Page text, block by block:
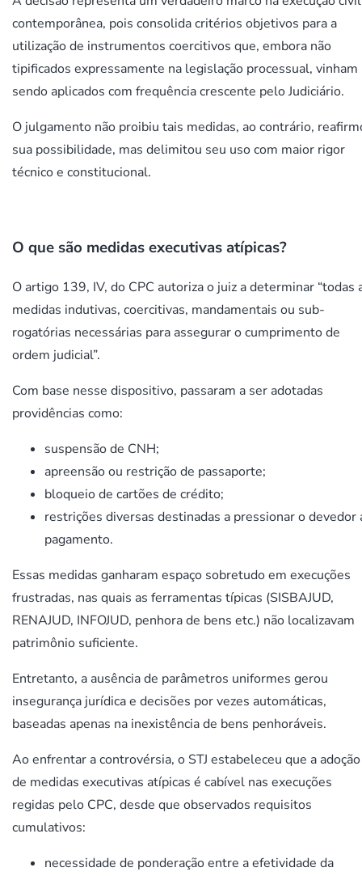
contemporânea, pois consolida critérios objetivos para a
utilização de instrumentos coercitivos que, embora não
tipificados expressamente na legislação processual, vinham
sendo aplicados com frequência crescente pelo Judiciário.
O julgamento não proibiu tais medidas, ao contrário,
sua possibilidade, mas delimitou seu uso com maior rigor
técnico e constitucional.
O que são medidas executivas atípicas?
O artigo 139, IV, do CPC autoriza o juiz a determinar “todas
medidas indutivas, coercitivas, mandamentais ou sub-
rogatórias necessárias para assegurar o cumprimento de
ordem judicial”.
Com base nesse dispositivo, passaram a ser adotadas
providências como:
suspensão de CNH;
apreensão ou restrição de passaporte;
bloqueio de cartões de crédito;
restrições diversas destinadas a pressionar o devedor
pagamento.
Essas medidas ganharam espaço sobretudo em execuções
frustradas, nas quais as ferramentas típicas (SISBAJUD,
RENAJUD, INFOJUD, penhora de bens etc.) não localizavam
patrimônio suficiente.
Entretanto, a ausência de parâmetros uniformes gerou
insegurança jurídica e decisões por vezes automáticas,
baseadas apenas na inexistência de bens penhoráveis.
Ao enfrentar a controvérsia, o STJ estabeleceu que a adoção
de medidas executivas atípicas é cabível nas execuções
regidas pelo CPC, desde que observados requisitos
cumulativos:
necessidade de ponderação entre a efetividade da